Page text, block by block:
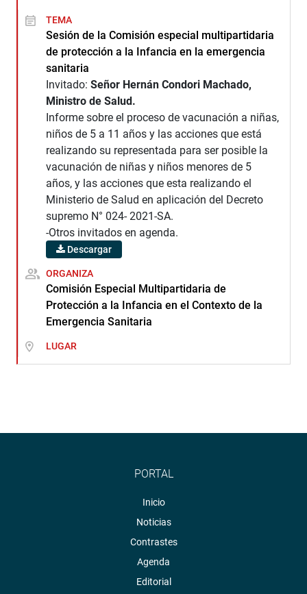
TEMA
Sesión de la Comisión especial multipartidaria
de protección a la Infancia en la emergencia
sanitaria
Invitado: Señor Hernán Condori Machado,
Ministro de Salud.
Informe sobre el proceso de vacunación a niñas,
niños de 5 a 11 años y las acciones que está
realizando su representada para ser posible la
vacunación de niñas y niños menores de 5
años, y las acciones que esta realizando el
Ministerio de Salud en aplicación del Decreto
supremo N° 024- 2021-SA.
-Otros invitados en agenda.
Descargar
ORGANIZA
Comisión Especial Multipartidaria de
Protección a la Infancia en el Contexto de la
Emergencia Sanitaria
LUGAR
PORTAL
Inicio
Noticias
Contrastes
Agenda
Editorial